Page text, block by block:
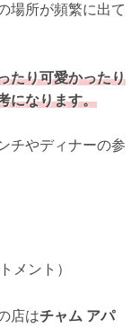
場所が頻繁に出て
たり可愛かったり
になります。
チやディナーの参
メント）
店はチャム アパ